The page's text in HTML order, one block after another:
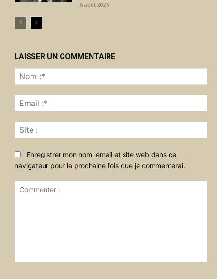
5 août 2026
LAISSER UN COMMENTAIRE
:*
:*
:
Enregistrer mon nom, email et site web dans ce
navigateur pour la prochaine fois que je commenterai.